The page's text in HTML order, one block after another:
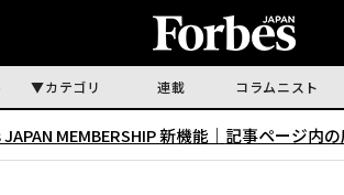
カテゴリ 連載 コラムニスト
MEMBERSHIP 新機能｜ 記事ページ内